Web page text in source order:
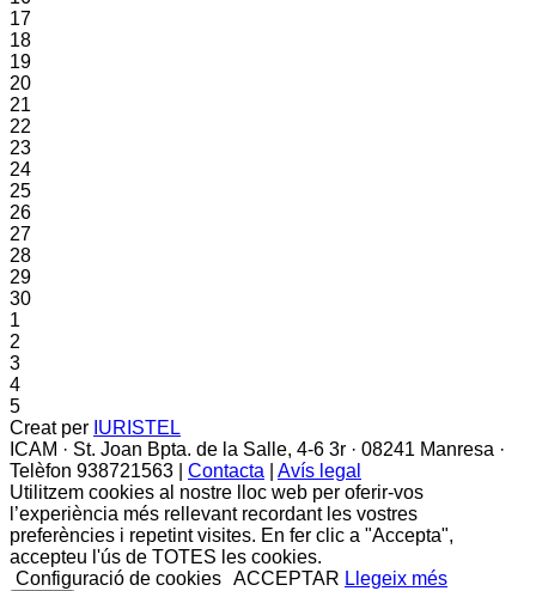
17
18
19
20
21
22
23
24
25
26
27
28
29
30
1
2
3
4
5
Creat per IURISTEL
ICAM · St. Joan Bpta. de la Salle, 4-6 3r · 08241 Manresa ·
Telèfon 938721563 | Contacta
Avís legal
Utilitzem cookies al nostre lloc web per oferir-vos
l’experiència més rellevant recordant les vostres
preferències i repetint visites. En fer clic a "Accepta",
accepteu l'ús de TOTES les cookies.
Configuració de cookies ACCEPTAR Llegeix més